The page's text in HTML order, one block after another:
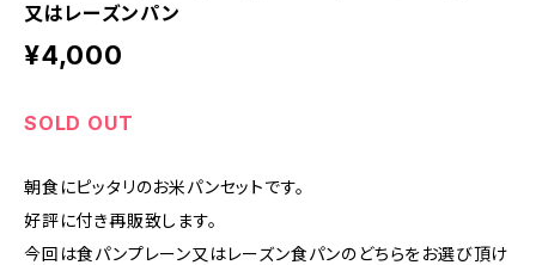
又はレーズンパン
¥4,000
SOLD OUT
朝食にピッタリのお米パンセットです。
好評に付き再販致します。
今回は食パンプレーン又はレーズン食パンのどちらをお選び頂け